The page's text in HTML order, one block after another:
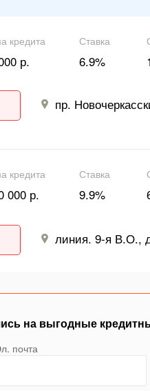
кредита
р.
Ставка
6.9%
пр.
кредита
000 р.
Ставка
9.9%
линия. 9-я В.О.,
на выгодные
почта